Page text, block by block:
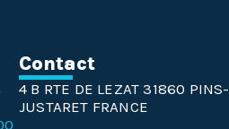
Contact
4 B RTE DE LEZAT 31860 PINS-
JUSTARET FRANCE